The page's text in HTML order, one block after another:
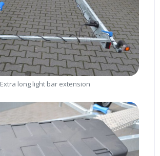
Extra long light bar extension